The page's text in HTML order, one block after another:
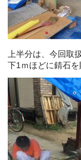
上半分は、今回取
下1ｍほどに錆石を